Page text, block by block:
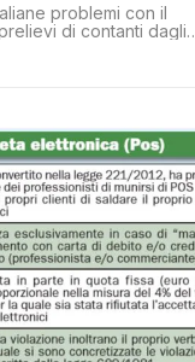
problemi con il
di contanti dagli